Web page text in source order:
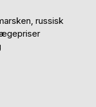
russisk